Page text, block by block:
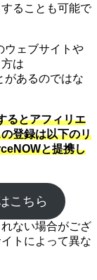
ることも可能で
ウェブサイトや
は
があるのではな
るとアフィリエ
登録は以下のリ
と提携し
こちら
ない場合がござ
トによって異な